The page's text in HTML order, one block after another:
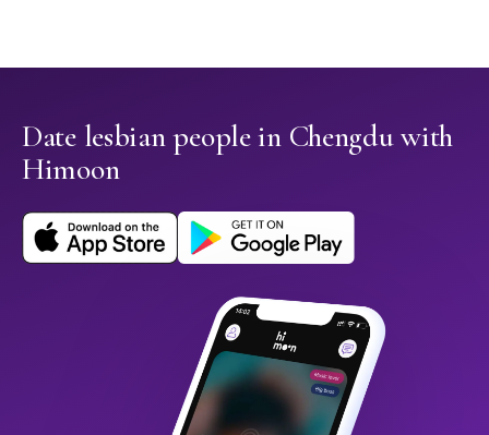
Date lesbian people in Chengdu with
Himoon